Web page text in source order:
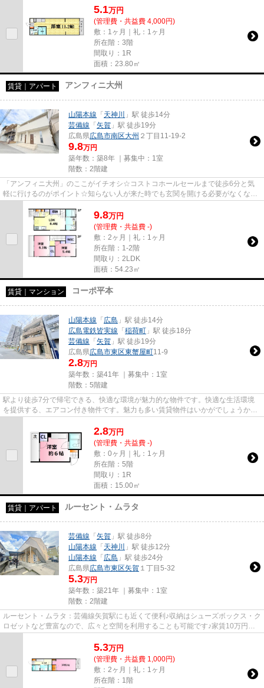
5.1万円
(管理費・共益費 4,000円)
敷：1ヶ月｜礼：1ヶ月
所在階：3階
間取り：1R
面積：23.80㎡
賃貸｜アパート アンフィニ大州
山陽本線 「 天神川
」駅 徒歩14分
芸備線 「 矢賀 」駅 徒歩19分
広島県広島市南区大州 ２丁目11-19-2
9.8万円
築年数：築8年 ｜募集中： 1室
階数：2階建
「アンフィニ大州」のここがイチオシ☆コストコホールセールまで徒歩6分と気
軽に行けるのがポイント☆知らない人が来た時でも玄関を開ける必要がなくなる
9.8万円
(管理費・共益費 -)
敷：2ヶ月｜礼：1ヶ月
所在階：1-2階
間取り：2LDK
面積：54.23㎡
賃貸｜マンション コーポ平本
山陽本線 「 広島 」駅 徒歩14分
広島電鉄皆実線 「 稲荷町 」駅 徒歩18分
芸備線 「 矢賀 」駅 徒歩19分
広島県広島市東区東蟹屋町11-9
2.8万円
築年数：築41年 ｜募集中： 1室
階数：5階建
駅より徒歩7分で帰宅できる、快適な環境が魅力的な物件です。快適な生活環境
を提供する、エアコン付き物件です。魅力も多い賃貸物件はいかがでしょうか。
2.8万円
(管理費・共益費 -)
敷：0ヶ月｜礼：1ヶ月
所在階：5階
間取り：1R
面積：15.00㎡
賃貸｜アパート ルーセント・ムラタ
芸備線 「 矢賀 」駅 徒歩8分
山陽本線 「 天神川
」駅 徒歩12分
山陽本線 「 広島 」駅 徒歩24分
広島県広島市東区矢賀 １丁目5-32
5.3万円
築年数：築21年 ｜募集中： 1室
階数：2階建
ルーセント・ムラタ：芸備線矢賀駅にも近くて便利♪収納はシューズボックス・ク
ロゼットなど豊富なので、広々と空間を利用することも可能です♪家賃10万円以
5.3万円
(管理費・共益費 1,000円)
敷：2ヶ月｜礼：1ヶ月
所在階：1階